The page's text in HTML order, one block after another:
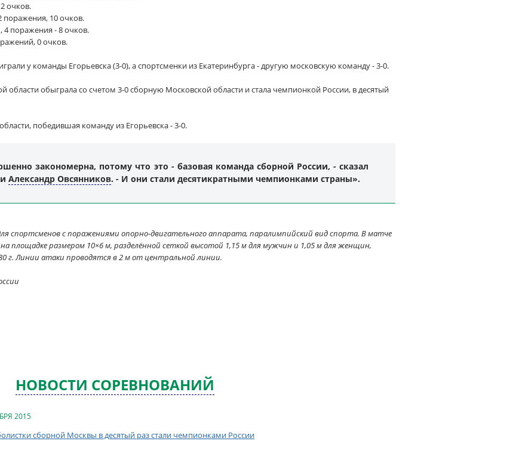
очков.
поражения, 10 очков.
4 поражения - 8 очков.
0 очков.
у команды Егорьевска (3-0), а спортсменки из Екатеринбурга - другую московскую команду - 3-0.
области обыграла со счетом 3-0 сборную Московской области и стала чемпионкой России, в десятый
победившая команду из Егорьевска - 3-0.
закономерна, потому что это - базовая команда сборной России, - сказал
Александр Овсянников. - И они стали десятикратными чемпионками страны».
спортсменов с поражениями опорно-двигательного аппарата, паралимпийский вид спорта. В матче
площадке размером 10×6 м, разделённой сеткой высотой 1,15 м для мужчин и 1,05 м для женщин,
г. Линии атаки проводятся в 2 м от центральной линии.
НОВОСТИ СОРЕВНОВАНИЙ
2015
сборной Москвы в десятый раз стали чемпионками России